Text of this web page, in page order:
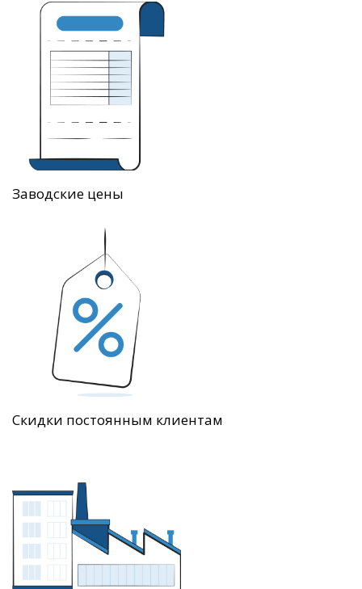
Заводские цены
Скидки постоянным клиентам